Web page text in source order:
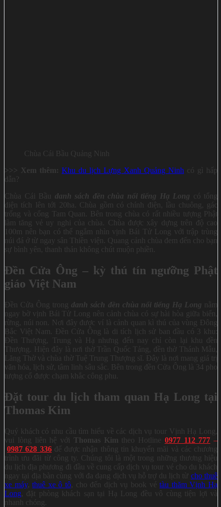
Chùa Cái Bầu Quảng Ninh
>>> Xem thêm: Khu du lịch Lựng Xanh Quảng Ninh có gì hấp
dẫn?
Chùa Cái Bầu danh sách đền chùa nổi tiếng Hạ Long có tổng
diện tích lên tới 20ha. Chùa gồm có chính điện, lầu chuông, gác
trống và cổng Tam Quan. Bên trong chùa có rất nhiều tượng Phật
làm tăng vẻ uy nghi của chùa. Chùa được xây dựng trên độ cao
100m nên bạn có thể ngắm nhìn vịnh Bái Tử Long với trập trùng
núi đá ở từ ngay sân Thiền viện. Quang cảnh chùa đem đến cho bạn
sự bình yên, thanh thản không chút muộn phiền.
Đền Cửa Ông – kỳ thú tín ngưỡng Phật
giáo Việt Nam
Đền Cửa Ông trong danh sách đền chùa nổi tiếng Hạ Long
nằm
ngay bờ vịnh Bái Tử Long nên cảnh chùa có sự hài hòa giữa biển,
rừng, núi non. Nơi đây được ví là cảnh quan kì thú của vùng Đông
Bắc Việt Nam. Đền Cửa Ông là di tích lịch sử ban đầu có 3 khu:
Đền Thượng, Trung và Hạ nhưng đến nay chỉ còn lại khu đền
Thượng. Hiện đây là nơi thờ Trần Quốc Tảng, đền thờ Thánh Mẫu,
Lăng Thờ và chùa thờ Tuệ Trung Thượng sĩ. Đây là nơi mang giá trị
văn hóa, lịch sử, tâm linh sâu sắc. Bên trong đền Cửa Ông là 34 pho
tượng cổ được chạm khắc công phu.
Đặt tour du lịch tham quan Hạ Long tại
Thomas Kim
Quý khách có nhu cầu tìm hiểu về các dịch vụ tour Vịnh Hạ Long,
vui lòng liên hệ với
Thomas Kim theo Hotline 0977 112 777 –
0987 628 336để được nhận thông tin khuyến mãi và các chương
trình ưu đãi từ công ty. Chúng tôi là một trong những thương hiệu
du lịch địa phương đi đầu về cung cấp dịch vụ tour vé cho du khách
ngay tại địa bàn cùng với đa dạng dịch vụ hỗ trợ du lịch từ cho thuê
xe máy,thuê xe ô tô cho đến dịch vụ book vétàu thăm Vịnh Hạ
Long , đặt phòng khách sạn tại Hạ Long đều vô cùng tiện lợi và
nhanh chóng.